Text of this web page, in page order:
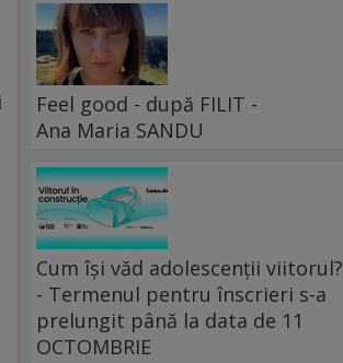
Feel good - după FILIT -
Ana Maria SANDU
Cum își văd adolescenții viitorul?
- Termenul pentru înscrieri s-a
prelungit până la data de 11
OCTOMBRIE